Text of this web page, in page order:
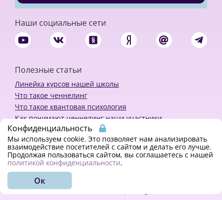
Наши социальные сети
Полезные статьи
Линейка курсов нашей школы
Что такое ченнелинг
Что такое квантовая психология
Как понимают ченнелинг наши участники
Политика конфиденциальности
Закажи ченнелинг
© 2018 - 2023 Kvreal2018 | All rights reserved.
Конфиденциальность
Мы используем cookie. Это позволяет нам анализировать
взаимодействие посетителей с сайтом и делать его лучше.
Продолжая пользоваться сайтом, вы соглашаетесь с нашей
политикой конфиденциальности.
Ок